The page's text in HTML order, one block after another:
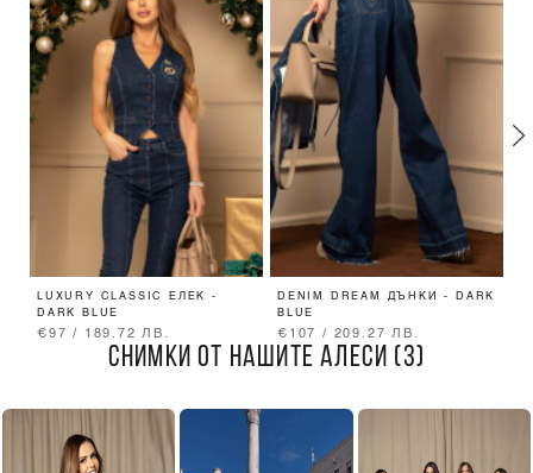
LUXURY CLASSIC ЕЛЕК -
DARK BLUE
€97 / 189.72 ЛВ.
DENIM DREAM ДЪНКИ - DARK
BLUE
€107 / 209.27 ЛВ.
СНИМКИ ОТ НАШИТЕ АЛЕСИ (3)